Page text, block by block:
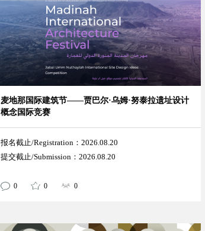
麦地那国际建筑节——贾巴尔·乌姆·努泰拉遗址设计
概念国际竞赛
报名截止/Registration：2026.08.20
提交截止/Submission：2026.08.20
0 0 0